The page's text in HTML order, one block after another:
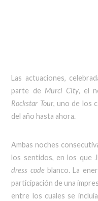
Las actuaciones,
parte de Murci City, el
Rockstar Tour, uno de los
del año hasta ahora.
Ambas noches
los sentidos, en los que
dress code blanco. La
participación de una
entre los cuales se